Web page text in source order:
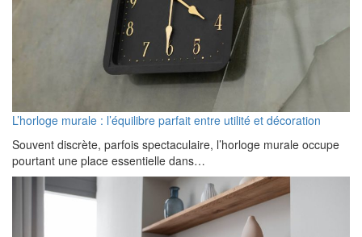
L’horloge murale : l’équilibre parfait entre utilité et décoration
Souvent discrète, parfois spectaculaire, l’horloge murale occupe
pourtant une place essentielle dans…